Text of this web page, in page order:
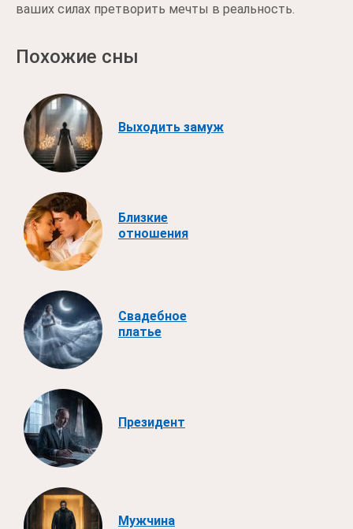
ваших силах претворить мечты в реальность.
Похожие сны
Выходить замуж
Близкие
отношения
Свадебное
платье
Президент
Мужчина